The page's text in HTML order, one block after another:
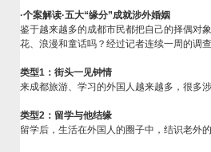
·个案解读·五大“缘分”成就涉外婚姻
鉴于越来越多的成都市民都把自己的择偶对
花、浪漫和童话吗？经过记者连续一周的调
类型1：街头一见钟情
来成都旅游、学习的外国人越来越多，很多
类型2：留学与他结缘
留学后，生活在外国人的圈子中，结识老外